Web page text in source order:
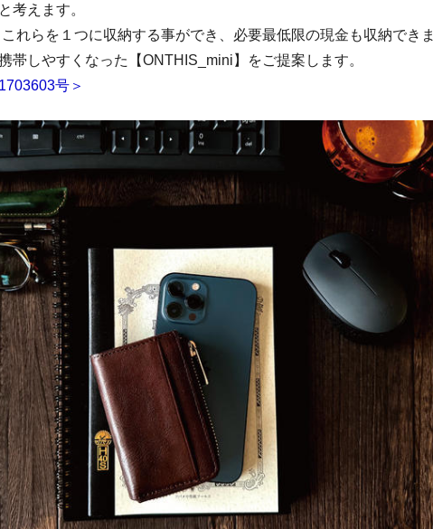
考えます。
れらを１つに収納する事ができ、必要最低限の現金も収納できま
帯しやすくなった【ONTHIS_mini】をご提案します。
号＞